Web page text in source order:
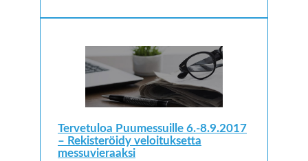
Tervetuloa Puumessuille 6.-8.9.2017
– Rekisteröidy veloituksetta
messuvieraaksi